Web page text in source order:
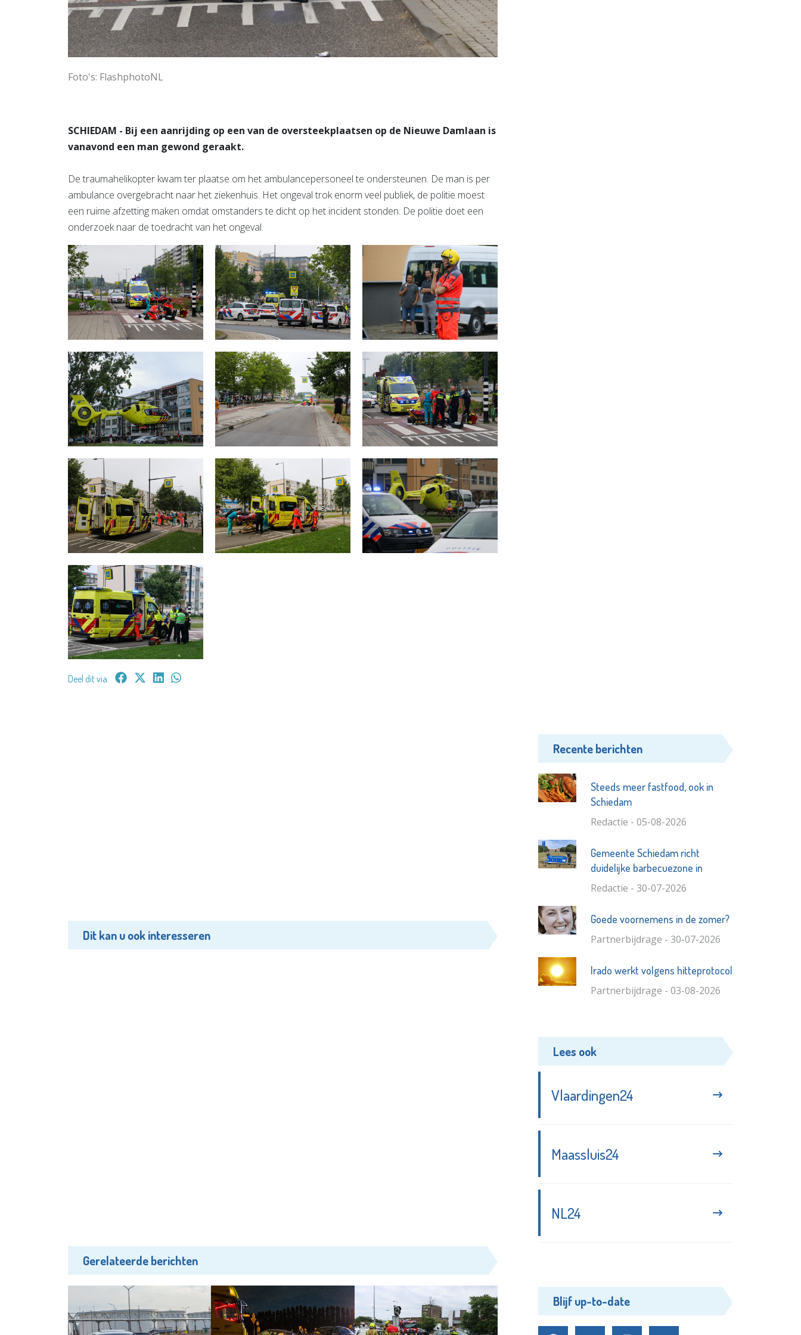
Foto's: FlashphotoNL
SCHIEDAM - Bij een aanrijding op een van de oversteekplaatsen op de Nieuwe Damlaan is
vanavond een man gewond geraakt.
De traumahelikopter kwam ter plaatse om het ambulancepersoneel te ondersteunen. De man is per
ambulance overgebracht naar het ziekenhuis. Het ongeval trok enorm veel publiek, de politie moest
een ruime afzetting maken omdat omstanders te dicht op het incident stonden. De politie doet een
onderzoek naar de toedracht van het ongeval.
Deel dit via:
Dit kan u ook interesseren
Gerelateerde berichten
Recente berichten
Steeds meer fastfood, ook in
Schiedam
Redactie - 05-08-2026
Gemeente Schiedam richt
duidelijke barbecuezone in
Redactie - 30-07-2026
Goede voornemens in de zomer?
Partnerbijdrage - 30-07-2026
Irado werkt volgens hitteprotocol
Partnerbijdrage - 03-08-2026
Lees ook
Vlaardingen24
Maassluis24
NL24
Blijf up-to-date